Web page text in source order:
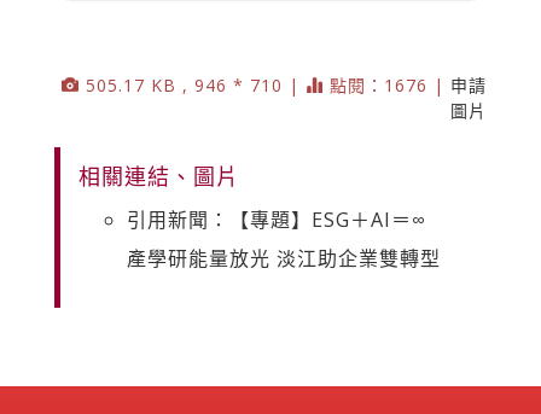
505.17 KB , 946 * 710 | 點閱：1676 | 申請
圖片
相關連結、圖片
引用新聞：【專題】ESG＋AI＝∞
產學研能量放光 淡江助企業雙轉型